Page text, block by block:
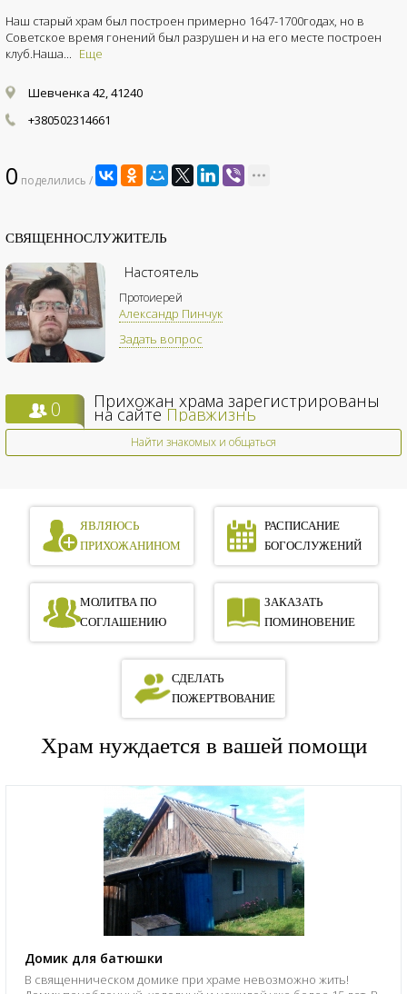
Наш старый храм был построен примерно 1647-1700годах, но в
Советское время гонений был разрушен и на его месте построен
клуб.Наша... Еще
Шевченка 42, 41240
+380502314661
0 поделились /
СВЯЩЕННОСЛУЖИТЕЛЬ
Настоятель
Протоиерей
Александр Пинчук
Задать вопрос
0 Прихожан храма зарегистрированы
на сайте Правжизнь
Найти знакомых и общаться
ЯВЛЯЮСЬ
ПРИХОЖАНИНОМ
РАСПИСАНИЕ
БОГОСЛУЖЕНИЙ
МОЛИТВА ПО
СОГЛАШЕНИЮ
ЗАКАЗАТЬ
ПОМИНОВЕНИЕ
СДЕЛАТЬ
ПОЖЕРТВОВАНИЕ
Храм нуждается в вашей помощи
Домик для батюшки
В священническом домике при храме невозможно жить!